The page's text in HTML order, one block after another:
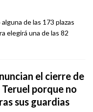
de las 173 plazas
elegirá una de las 82
el cierre de
porque no
sus guardias